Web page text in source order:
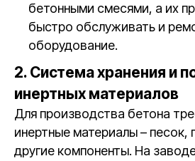
бетонными смесями, а их
быстро обслуживать и
оборудование.
2. Система хранения и
инертных материалов
Для производства бетона
инертные материалы – песок,
другие компоненты. На